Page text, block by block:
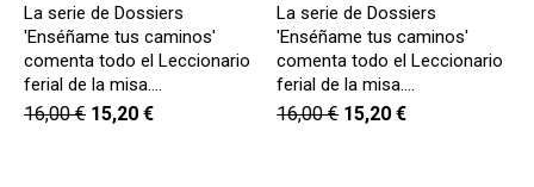
La serie de Dossiers
'Enséñame tus caminos'
comenta todo el Leccionario
ferial de la misa.…
16,00€ 15,20 €
La serie de Dossiers
'Enséñame tus caminos'
comenta todo el Leccionario
ferial de la misa.…
16,00€ 15,20€